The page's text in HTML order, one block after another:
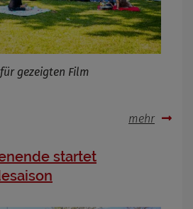
gezeigten Film
mehr
startet